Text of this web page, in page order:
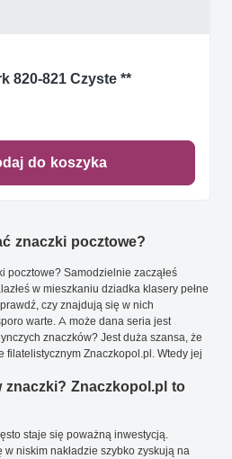
820-821 Czyste **
do koszyka
znaczki pocztowe?
pocztowe? Samodzielnie zacząłeś
w mieszkaniu dziadka klasery pełne
czy znajdują się w nich
warte. A może dana seria jest
znaczków? Jest duża szansa, że
filatelistycznym Znaczkopol.pl. Wtedy jej
znaczki? Znaczkopol.pl to
staje się poważną inwestycją.
w niskim nakładzie szybko zyskują na